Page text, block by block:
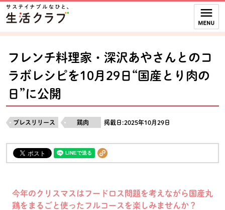
ページの先頭です。
本文へジャンプする。
ここからサイト内共通メニューです。
サイト内共通メニューをスキップする
サイト内共通メニューここまで。
フレンチ料理家・深沢あやさんとのコ
ラボレシピを10月29日“国産とり肉の
日”に公開
プレスリリース 鶏肉 掲載日:2025年10月29日
今年のクリスマスはフードロス問題を考えながら国産丸
鶏をまるごと使ったフルコースを楽しみませんか？